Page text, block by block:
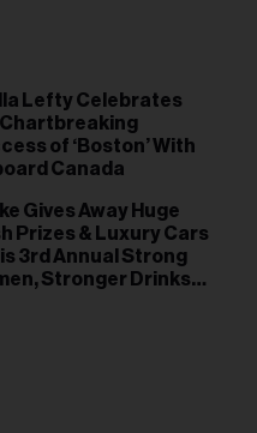
Lefty Celebrates
of ‘Boston’ With
Canada
Gives Away Huge
Prizes & Luxury Cars
3rd Annual Strong
Stronger Drinks